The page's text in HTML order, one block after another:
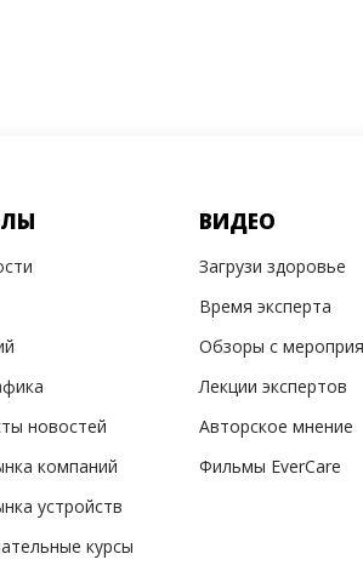
новостей
компаний
устройств
курсы
ВИДЕО
Загрузи здоровье
Время эксперта
Обзоры с
Лекции экспертов
Авторское мнение
Фильмы EverCare